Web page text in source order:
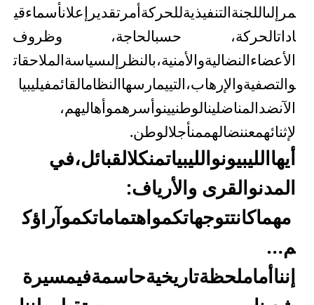
مر إلىاللجنةالتنفيذيةللحركةأمرتقدير إعلانأسماءقي
اداتالحركة، حسبالحاجة، وظروف
الأعضاءالنضاليةوالأمنية،بالنظر إلىسياسةالملاحقات
والتصفيةوالإرهاب،التييمارسهاالنظامالقائمفيليبيا
الآنضدالمناضلينالوطنيينوأسرهموأهاليهم،
لإثنائهمعننضالهممنأجلالوطن.
أيهاالليبيونوالليبياتمنكلالقبائل،في
المدنوالقرى والأرياف:
مهماكانتتوجهاتكمواهتماماتكموآراؤك
م…
إنناأماملحظةتاريخيةحاسمةفيمسيرة